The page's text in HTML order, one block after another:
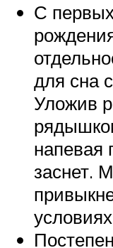
С
для сна
Уложив
напевая
заснет.